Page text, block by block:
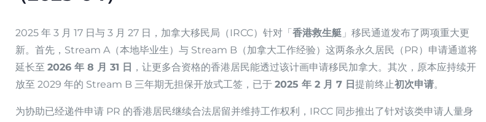
2025 年 3 月 17 日与 3 月 27 日，加拿大移民局（IRCC）针对「 香港救生艇 」移民通道发布了两项重大更
新。首先，Stream A（本地毕业生）与 Stream B（加拿大工作经验）这两条永久居民（PR）申请通道将
延长至 2026 年 8 月 31 日 ，让更多合资格的香港居民能透过该计画申请移民加拿大。其次，原本应持续开
放至 2029 年的 Stream B 三年期无担保开放式工签，已于 2025 年 2 月 7 日 提前终止初次申请。
为协助已经递件申请 PR 的香港居民继续合法居留并维持工作权利，IRCC 同步推出了针对该类申请人量身